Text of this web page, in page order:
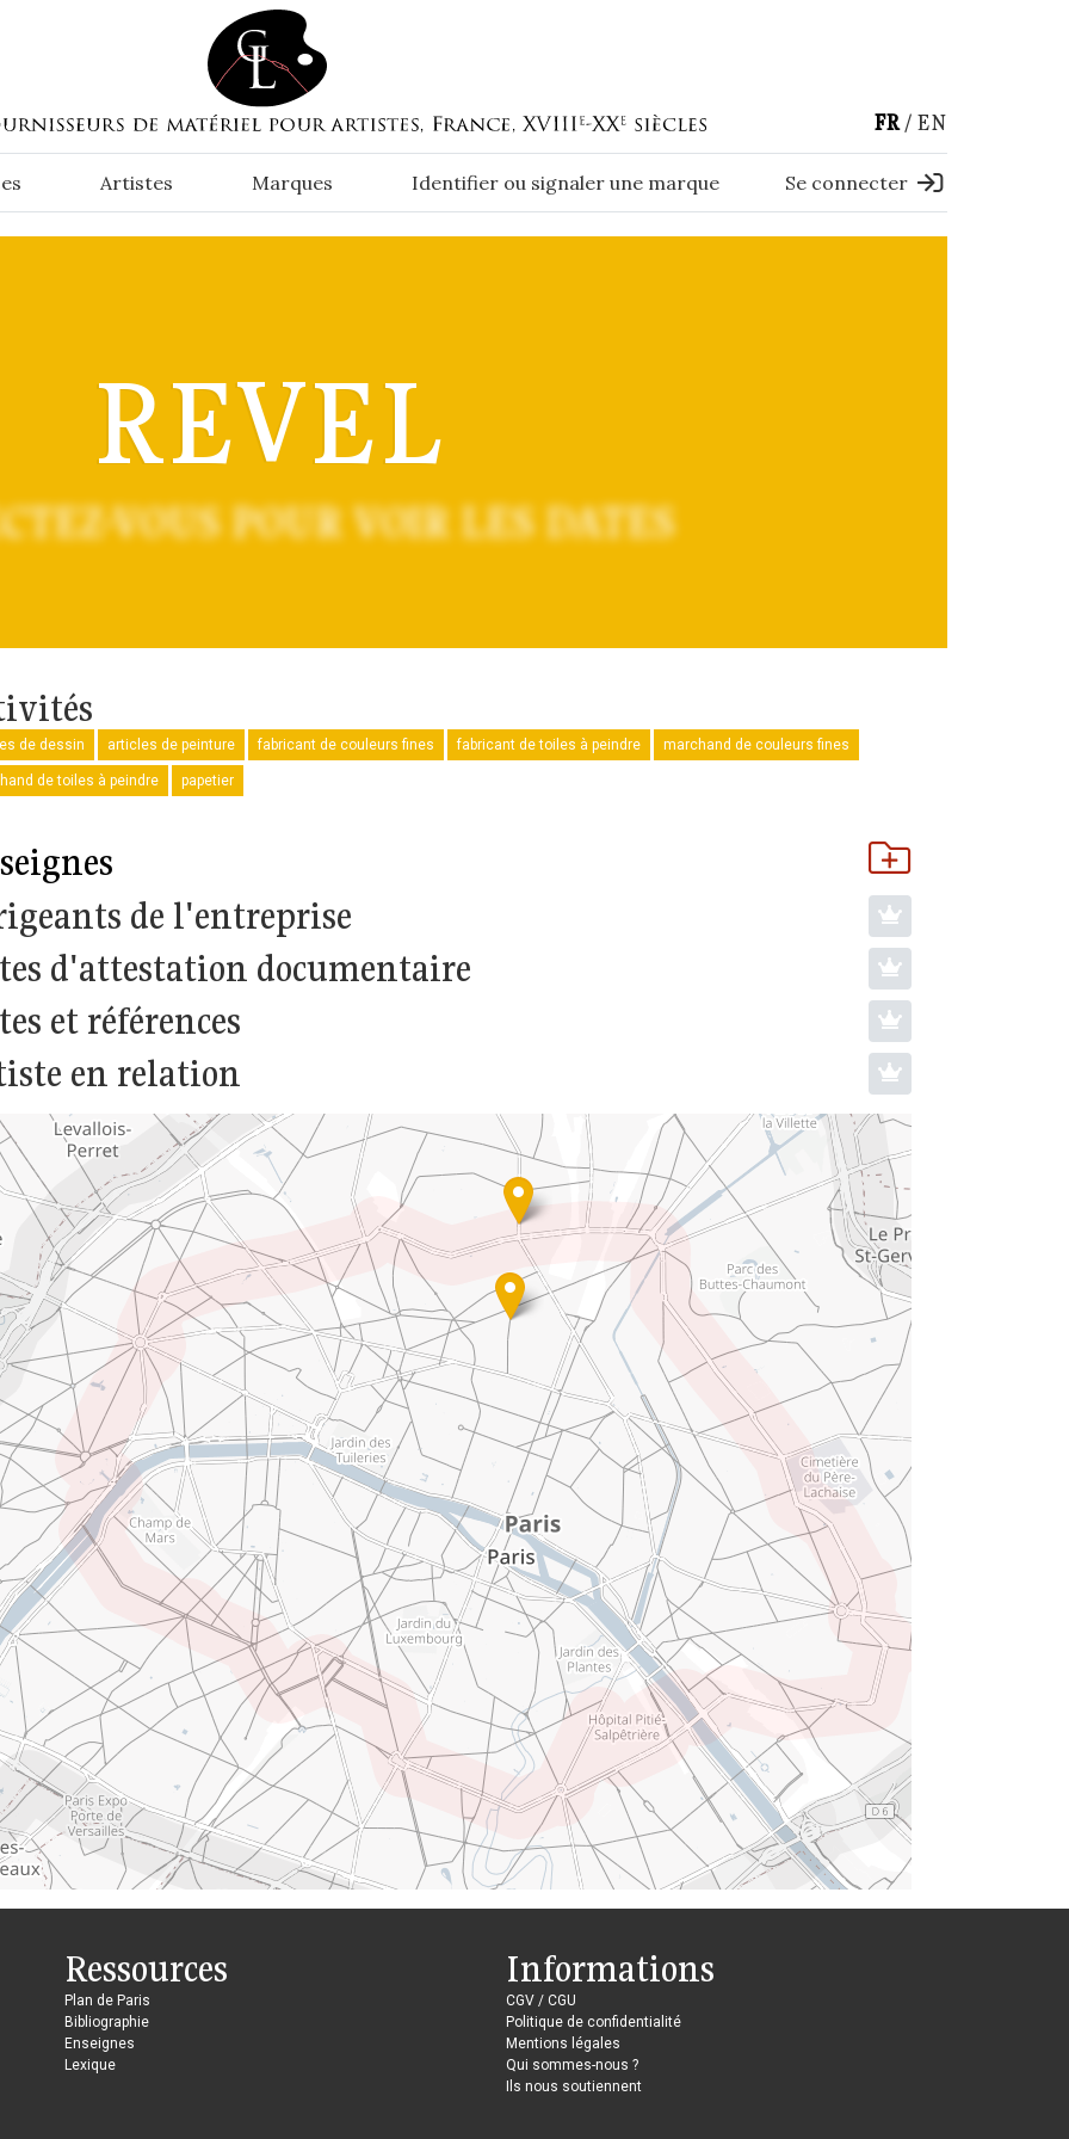
FR EN
Artistes Marques Identifier ou signaler une marque Se connecter
REVEL
VOUS POUR VOIR LES DATES
de dessin articles de peinture fabricant de couleurs fines fabricant de toiles à peindre marchand de couleurs fines
de toiles à peindre papetier
de l'entreprise
d'attestation documentaire
et références
en relation
Ressources
Plan de Paris
Bibliographie
Enseignes
Lexique
Informations
CGV / CGU
Politique de confidentialité
Mentions légales
Qui sommes-nous ?
Ils nous soutiennent